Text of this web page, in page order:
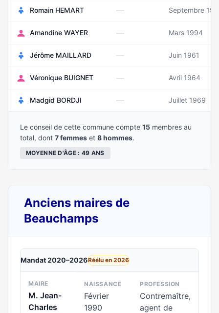
Romain HEMART — Septembre
Amandine WAYER — Mars 1994
Jérôme MAILLARD — Juin 1961
Véronique BUIGNET — Avril 1964
Madgid BORDJI — Juillet 1969
Le conseil de cette commune compte 15 membres au
total, dont 7 femmes et 8 hommes.
MOYENNE D'ÂGE : 49 ANS
Anciens maires de
Beauchamps
Mandat 2020–2026Réélu en 2026
MAIRE
M. Jean-
Charles
NAISSANCE
Février
1990
PROFESSION
Contremaître,
agent de